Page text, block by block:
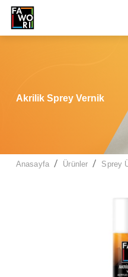
Akrilik Sprey Vernik
Anasayfa / Ürünler / Sprey